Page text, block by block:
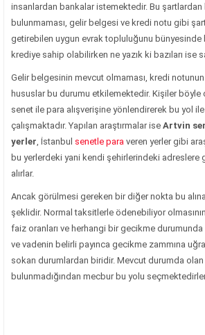
insanlardan bankalar istemektedir. Bu şartlardan
bulunmaması, gelir belgesi ve kredi notu gibi
getirebilen uygun evrak topluluğunu bünyesinde
krediye sahip olabilirken ne yazık ki bazıları ise
Gelir belgesinin mevcut olmaması, kredi
hususlar bu durumu etkilemektedir. Kişiler böyle
senet ile para alışverişine yönlendirerek bu yol ile
çalışmaktadır. Yapılan araştırmalar ise Artvin
yerler , İstanbul senetle para veren yerler gibi
bu yerlerdeki yani kendi şehirlerindeki adreslere
alırlar.
Ancak görülmesi gereken bir diğer nokta bu
şeklidir. Normal taksitlerle ödenebiliyor
faiz oranları ve herhangi bir gecikme durumunda
ve vadenin belirli payınca gecikme zammına
sokan durumlardan biridir. Mevcut durumda olan
bulunmadığından mecbur bu yolu